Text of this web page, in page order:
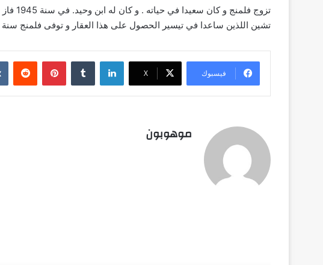
تزوج
تشين اللذين ساعدا في تيسير الحصول على هذا العقار و توفى فلمنج سنة 1955.
فيسبوك ‫X
لينكدإن بينتيريست
موهوبون